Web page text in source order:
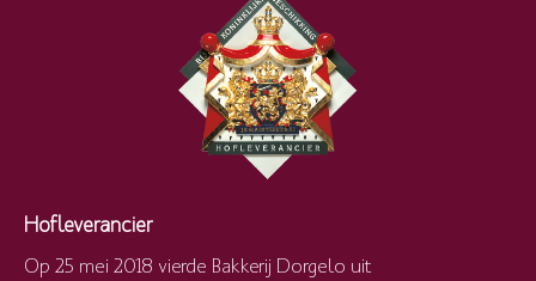
Hofleverancier
Op 25 mei 2018 vierde Bakkerij Dorgelo uit